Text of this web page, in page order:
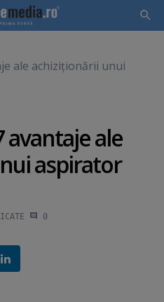
ale achiziţionării unui
avantaje ale
aspirator
0